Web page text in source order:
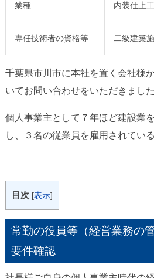
業種 内装仕上
専任技術者の資格等 二級建築
千葉県市川市に本社を置く会社様
いてお問い合わせをいただきました
個人事業主として７年ほど建設業
し、３名の従業員を雇用されてい
目次 [表示]
常勤の役員等（経営業務の
要件確認